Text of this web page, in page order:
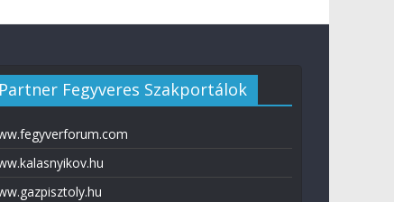
Partner Fegyveres Szakportálok